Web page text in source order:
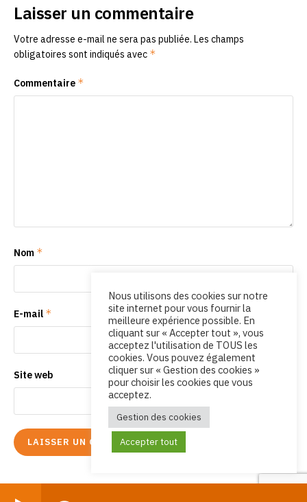
Laisser un commentaire
Votre adresse e-mail ne sera pas publiée. Les champs
obligatoires sont indiqués avec *
Commentaire *
Nom *
E-mail *
Site web
Nous utilisons des cookies sur notre
site internet pour vous fournir la
meilleure expérience possible. En
cliquant sur « Accepter tout », vous
acceptez l'utilisation de TOUS les
cookies. Vous pouvez également
cliquer sur « Gestion des cookies »
pour choisir les cookies que vous
acceptez.
Gestion des cookies
Accepter tout